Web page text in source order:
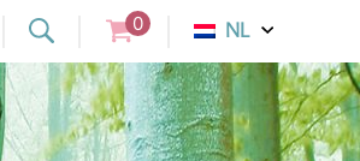
0 NL